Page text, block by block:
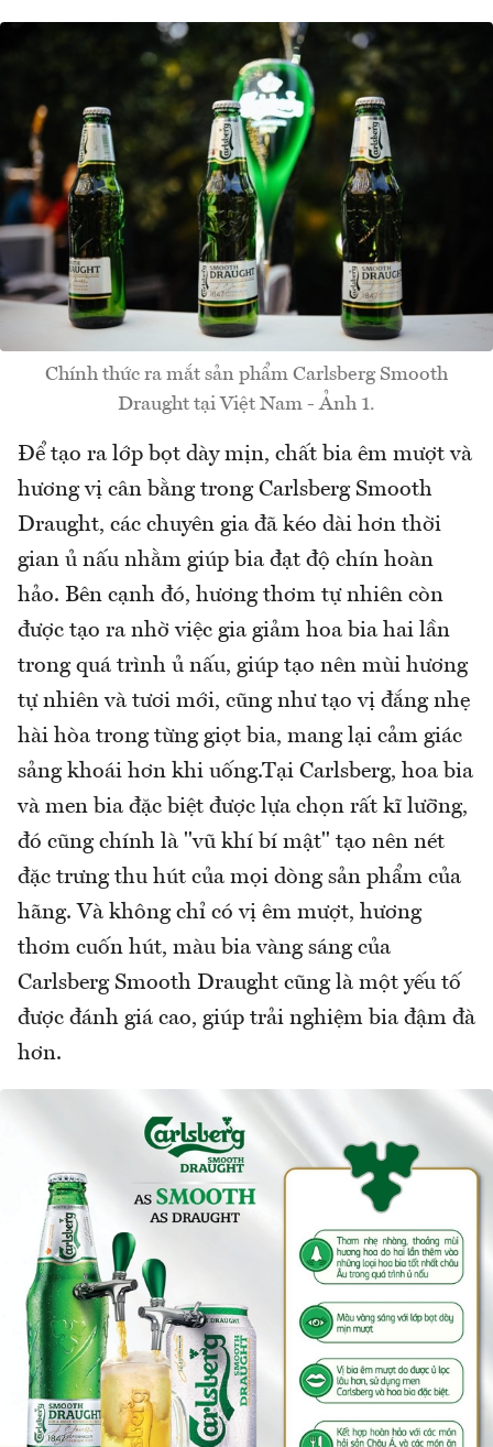
Chính thức ra mắt sản phẩm Carlsberg Smooth
Draught tại Việt Nam - Ảnh 1.
Để tạo ra lớp bọt dày mịn, chất bia êm mượt và
hương vị cân bằng trong Carlsberg Smooth
Draught, các chuyên gia đã kéo dài hơn thời
gian ủ nấu nhằm giúp bia đạt độ chín hoàn
hảo. Bên cạnh đó, hương thơm tự nhiên còn
được tạo ra nhờ việc gia giảm hoa bia hai lần
trong quá trình ủ nấu, giúp tạo nên mùi hương
tự nhiên và tươi mới, cũng như tạo vị đắng nhẹ
hài hòa trong từng giọt bia, mang lại cảm giác
sảng khoái hơn khi uống.Tại Carlsberg, hoa bia
và men bia đặc biệt được lựa chọn rất kĩ lưỡng,
đó cũng chính là "vũ khí bí mật" tạo nên nét
đặc trưng thu hút của mọi dòng sản phẩm của
hãng. Và không chỉ có vị êm mượt, hương
thơm cuốn hút, màu bia vàng sáng của
Carlsberg Smooth Draught cũng là một yếu tố
được đánh giá cao, giúp trải nghiệm bia đậm đà
hơn.